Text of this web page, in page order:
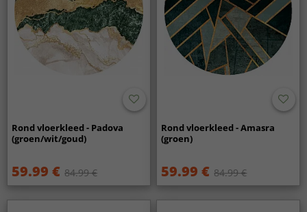
Rond vloerkleed - Padova
(groen/wit/goud)
59.99 € 84.99 €
Rond vloerkleed - Amasra
(groen)
59.99 € 84.99 €